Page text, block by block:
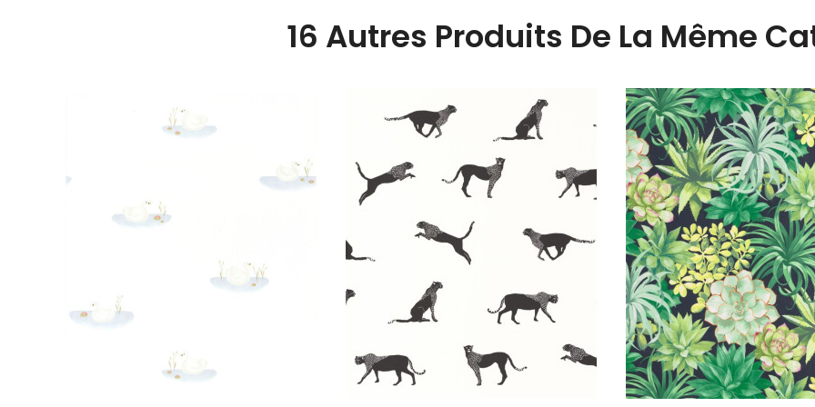
16 Autres Produits De La Même